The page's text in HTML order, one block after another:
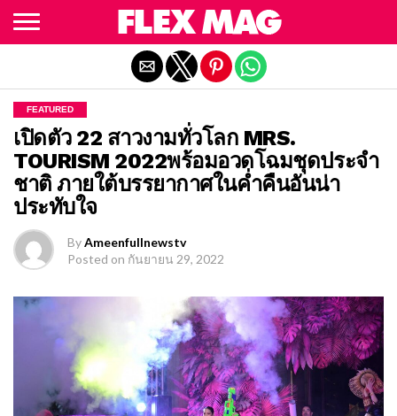
FEATURED
เปิดตัว 22 สาวงามทั่วโลก MRS.
TOURISM 2022พร้อมอวดโฉมชุดประจำ
ชาติ ภายใต้บรรยากาศในค่ำคืนอันน่า
ประทับใจ
ByAmeenfullnewstv
Posted on กันยายน 29, 2022
Exit mobile version